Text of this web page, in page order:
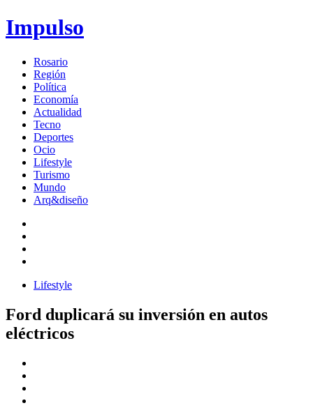
Impulso
Rosario
Región
Política
Economía
Actualidad
Tecno
Deportes
Ocio
Lifestyle
Turismo
Mundo
Arq&diseño
Lifestyle
Ford duplicará su inversión en autos
eléctricos